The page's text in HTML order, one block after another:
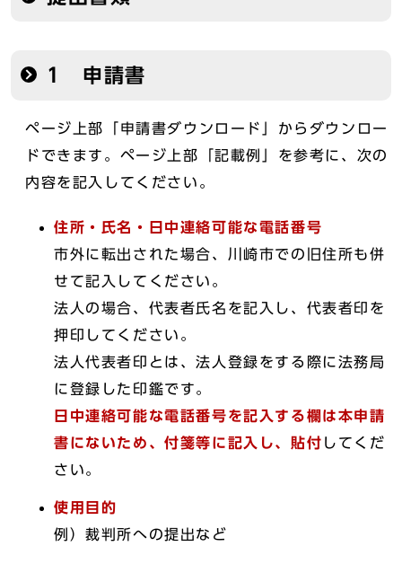
1 申請書
ページ上部「申請書ダウンロード」からダウンロー
ドできます。ページ上部「記載例」を参考に、次の
内容を記入してください。
住所・氏名・日中連絡可能な電話番号
市外に転出された場合、川崎市での旧住所も併
せて記入してください。
法人の場合、代表者氏名を記入し、代表者印を
押印してください。
法人代表者印とは、法人登録をする際に法務局
に登録した印鑑です。
日中連絡可能な電話番号を記入する欄は本申請
書にないため、付箋等に記入し、貼付 してくだ
さい。
使用目的
例）裁判所への提出など